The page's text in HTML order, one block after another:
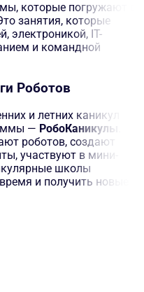
которые погружают в
занятия, которые
электроникой, IT-
и командной
Роботов
и летних каникул
— РобоКаникулы
роботов, создают
участвуют в мини-
школы
и получить новые